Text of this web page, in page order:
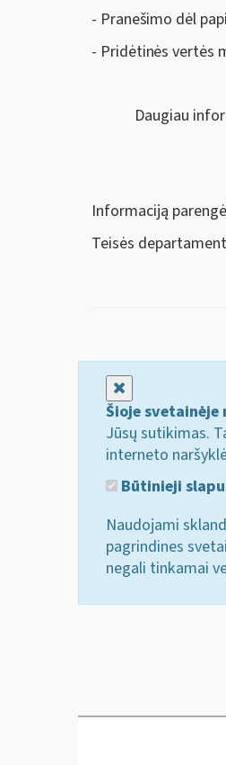
­- Pranešimo dėl
- Pridėtinės vertės
Daugiau
Informaciją parengė
Teisės
Šioje
Jūsų sutikimas.
interneto
Būtinieji
Naudojami
pagrindines
negali tinkamai